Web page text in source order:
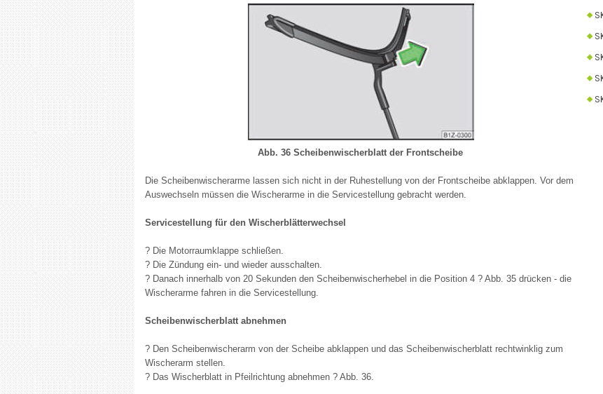
Abb. 36 Scheibenwischerblatt der Frontscheibe
Die Scheibenwischerarme lassen sich nicht in der Ruhestellung von der Frontscheibe abklappen. Vor dem
Auswechseln müssen die Wischerarme in die Servicestellung gebracht werden.
Servicestellung für den Wischerblätterwechsel
? Die Motorraumklappe schließen.
? Die Zündung ein- und wieder ausschalten.
? Danach innerhalb von 20 Sekunden den Scheibenwischerhebel in die Position 4 ? Abb. 35 drücken - die
Wischerarme fahren in die Servicestellung.
Scheibenwischerblatt abnehmen
? Den Scheibenwischerarm von der Scheibe abklappen und das Scheibenwischerblatt rechtwinklig zum
Wischerarm stellen.
? Das Wischerblatt in Pfeilrichtung abnehmen ? Abb. 36.